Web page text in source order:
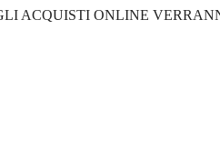
ACQUISTI ONLINE